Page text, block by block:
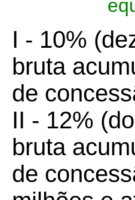
I - 10%
bruta
de
II - 12%
bruta
de